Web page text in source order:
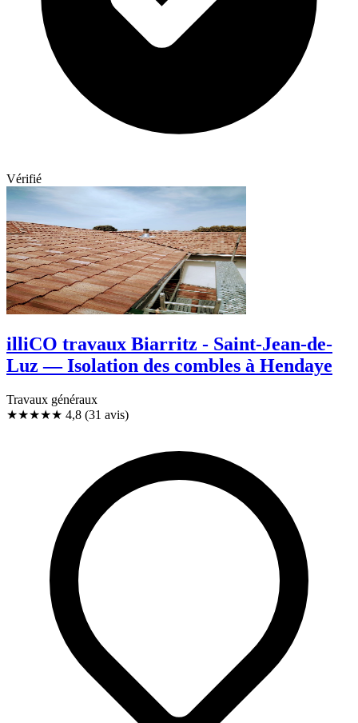
Vérifié
illiCO travaux Biarritz - Saint-Jean-de-
Luz — Isolation des combles à Hendaye
Travaux généraux
★★★★★ 4,8 (31 avis)